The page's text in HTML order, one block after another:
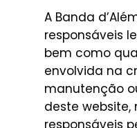
A Banda
responsáveis
bem como
envolvida na
manutenção
deste website,
responsáveis